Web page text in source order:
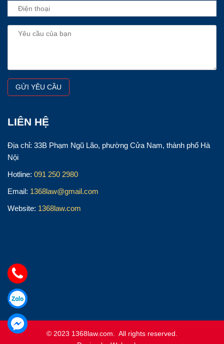
LIÊN HỆ
Địa chỉ: 33B Phạm Ngũ Lão, phường Cửa Nam, thành phố Hà
Nội
Hotline: 091 250 2980
Email: 1368law@gmail.com
Website: 1368law.com
© 2023 1368law.com. All rights reserved.